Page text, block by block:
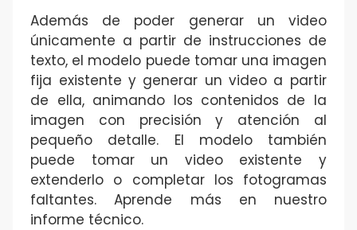
Además de poder generar un video
únicamente a partir de instrucciones de
texto, el modelo puede tomar una imagen
fija existente y generar un video a partir
de ella, animando los contenidos de la
imagen con precisión y atención al
pequeño detalle. El modelo también
puede tomar un video existente y
extenderlo o completar los fotogramas
faltantes. Aprende más en nuestro
informe técnico.